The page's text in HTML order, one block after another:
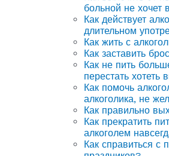
больной не хочет
Как действует
длительном
Как жить с
Как заставить
Как не пить
перестать хотеть
Как помочь
алкоголика, не
Как правильно
Как прекратить
алкоголем
Как справиться с